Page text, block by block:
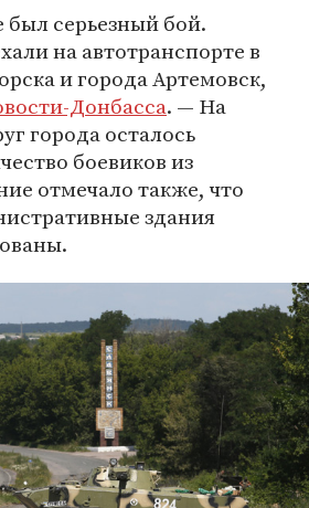
был серьезный бой.
на автотранспорте в
и города Артемовск,
Донбасса. — На
города осталось
боевиков из
отмечало также, что
здания